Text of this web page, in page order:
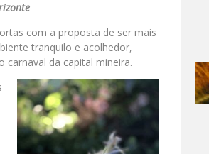
com a proposta de ser mais
tranquilo e acolhedor,
carnaval da capital mineira.